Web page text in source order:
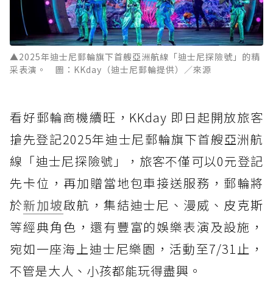
▲2025年迪士尼郵輪旗下首艘亞洲航線「迪士尼探險號」的精
采表演。 圖：KKday（迪士尼郵輪提供）／來源
看好郵輪商機續旺，KKday 即日起開放旅客
搶先登記2025年迪士尼郵輪旗下首艘亞洲航
線「迪士尼探險號」，旅客不僅可以0元登記
先卡位，再加贈當地包車接送服務，郵輪將
於新加坡啟航，集結迪士尼、漫威、皮克斯
等經典角色，還有豐富的娛樂表演及設施，
宛如一座海上迪士尼樂園，活動至7/31止，
不管是大人、小孩都能玩得盡興。